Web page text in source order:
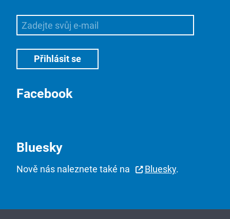
Facebook
Bluesky
Nově nás naleznete také na Bluesky.